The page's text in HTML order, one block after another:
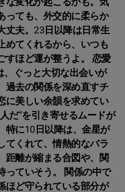
っても、外交的に柔らか
丈夫。23日以降は日常生
めてくれるから、いつも
すほど運が整うよ。 恋愛
ぐっと大切な出会いが
過去の関係を深め直すチ
に美しい余韻を求めてい
だ”を引き寄せるムードが
特に10日以降は、金星が
てくれて、情熱的なバラ
距離が縮まる合図や、関
っていそう。 関係の中で
ほど守られている部分が